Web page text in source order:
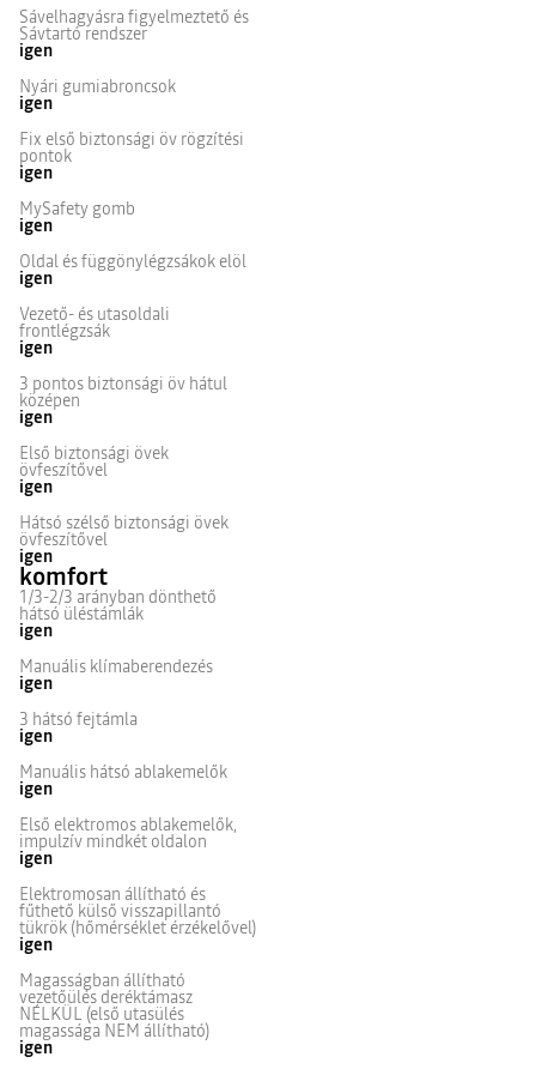
Sávelhagyásra figyelmeztető és
Sávtartó rendszer
igen
Nyári gumiabroncsok
igen
Fix első biztonsági öv rögzítési
pontok
igen
MySafety gomb
igen
Oldal és függönylégzsákok elöl
igen
Vezető- és utasoldali
frontlégzsák
igen
3 pontos biztonsági öv hátul
középen
igen
Első biztonsági övek
övfeszítővel
igen
Hátsó szélső biztonsági övek
övfeszítővel
igen
komfort
1/3-2/3 arányban dönthető
hátsó üléstámlák
igen
Manuális klímaberendezés
igen
3 hátsó fejtámla
igen
Manuális hátsó ablakemelők
igen
Első elektromos ablakemelők,
impulzív mindkét oldalon
igen
Elektromosan állítható és
fűthető külső visszapillantó
tükrök (hőmérséklet érzékelővel)
igen
Magasságban állítható
vezetőülés deréktámasz
NÉLKÜL (első utasülés
magassága NEM állítható)
igen